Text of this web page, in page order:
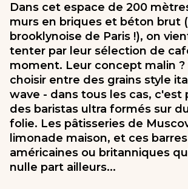
Dans cet espace de 200
murs en briques et béton brut
brooklynoise de Paris !), on
tenter par leur sélection de
moment. Leur concept malin ?
choisir entre des grains style
wave - dans tous les cas, c'est
des baristas ultra formés sur
folie. Les pâtisseries de
limonade maison, et ces
américaines ou britanniques
nulle part ailleurs...